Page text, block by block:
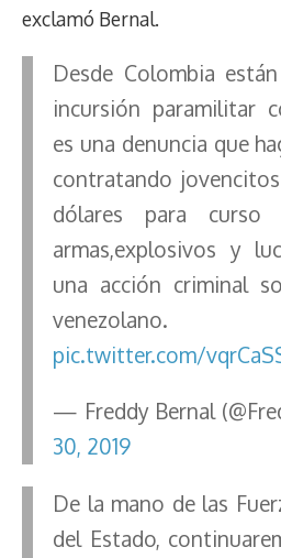
exclamó Bernal.
Desde Colombia
incursión paramilitar
es una denuncia que
contratando
dólares para
armas,explosivos y
una acción criminal
pic.twitter.com/
— Freddy Bernal
30, 2019
De la mano de las
del Estado,